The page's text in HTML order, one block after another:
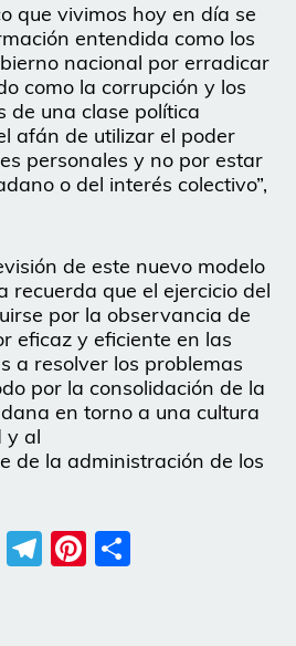
que vivimos hoy en día se
entendida como los
nacional por erradicar
como la corrupción y los
de una clase política
afán de utilizar el poder
personales y no por estar
o del interés colectivo”,
de este nuevo modelo
recuerda que el ejercicio del
por la observancia de
eficaz y eficiente en las
a resolver los problemas
por la consolidación de la
en torno a una cultura
y al
de la administración de los
Messenger
Telegram
Pinterest